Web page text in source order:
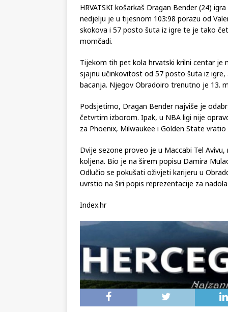
HRVATSKI košarkaš Dragan Bender (24)
nedjelju je u tijesnom 103:98 porazu od
skokova i 57 posto šuta iz igre te je tako
momčadi.
Tijekom tih pet kola hrvatski krilni centar je
sjajnu učinkovitost od 57 posto šuta iz
bacanja. Njegov Obradoiro trenutno je 13.
Podsjetimo, Dragan Bender najviše je
četvrtim izborom. Ipak, u NBA ligi nije
za Phoenix, Milwaukee i Golden State vratio
Dvije sezone proveo je u Maccabi Tel
koljena. Bio je na širem popisu Damira
Odlučio se pokušati oživjeti karijeru u
uvrstio na širi popis reprezentacije za
Index.hr